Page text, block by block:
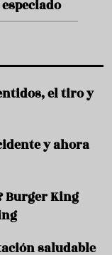
el tiro y
y ahora
Burger King
saludable